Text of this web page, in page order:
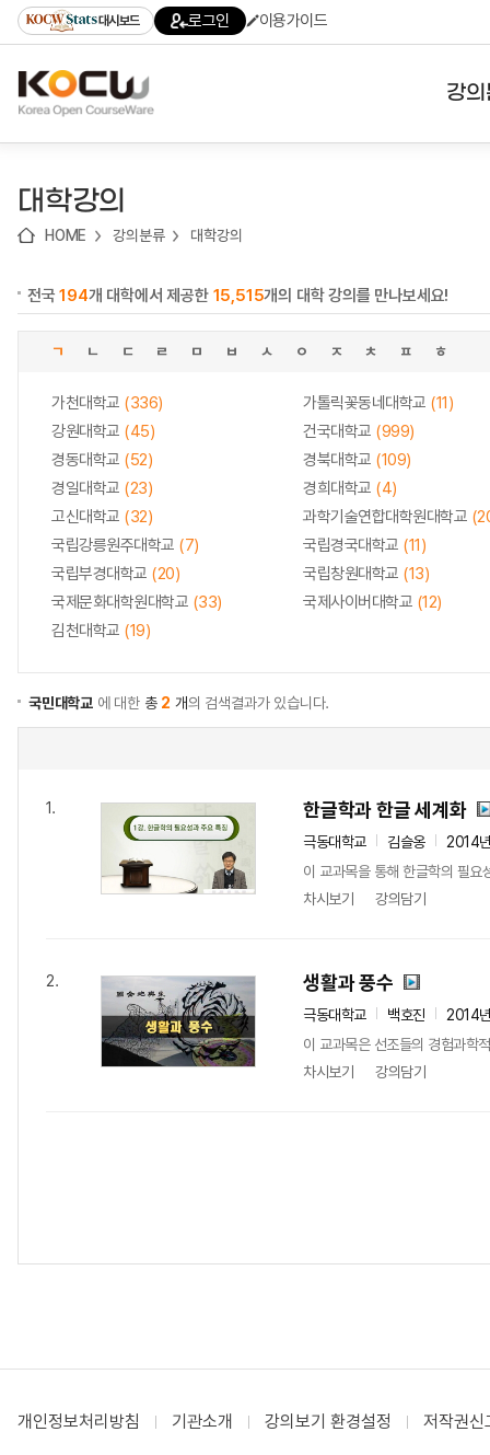
기
기
기
content)
가
대시보드 로그인 이용가이드
강
대학강의
HOME 강의분류 대학강의
전국194개 대학에서 제공한 15,515개의 대학 강의를 만나보세요!
ㄱ ㄴ ㄷ ㄹ ㅁ ㅂ ㅅ ㅇ ㅈ ㅊ ㅍ ㅎ
가천대학교 (336) 가톨릭꽃동네대학교 (11)
강원대학교 (45) 건국대학교 (999)
경동대학교 (52) 경북대학교 (109)
경일대학교 (23) 경희대학교 (4)
고신대학교 (32) 과학기술연합대학원대학교
국립강릉원주대학교 (7) 국립경국대학교 (11)
국립부경대학교 (20) 국립창원대학교 (13)
국제문화대학원대학교 (33) 국제사이버대학교 (12)
김천대학교 (19)
국민대학교 에 대한 총 2 개의 검색결과가 있습니다.
1. 한글학과 한글 세계화
극동대학교 김슬옹
2014
이 교과목을 통해 한글학의 필요
차시보기
강의담기
2. 생활과 풍수
극동대학교 백호진
2014
이 교과목은 선조들의 경험과학
차시보기
강의담기
개인정보처리방침 기관소개 강의보기 환경설정 저작권신